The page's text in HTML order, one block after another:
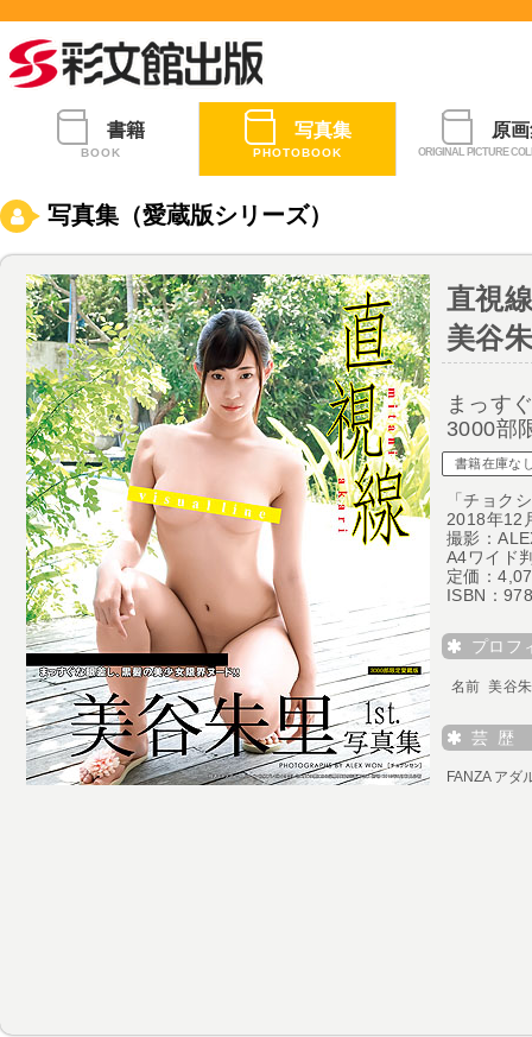
書籍
BOOK
写真集
PHOTOBOOK
原
ORIGINAL PICTURE
写真集（愛蔵版シリーズ）
直視
美谷
まっす
3000部
書籍在庫な
「チョク
2018年12
撮影：
A4ワイド
定価：
ISBN：
プロフ
名前 美谷
芸 歴